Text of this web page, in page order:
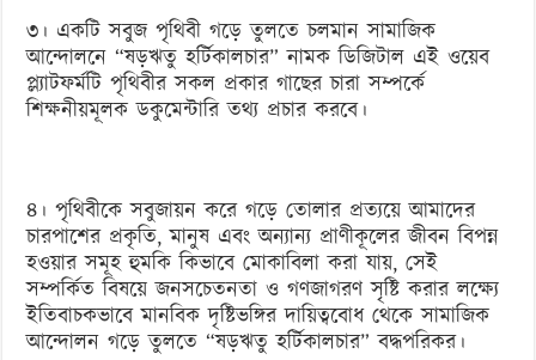
৩। একটি সবুজ পৃথিবী গড়ে তুলতে চলমান সামাজিক
আন্দোলনে “ষড়ঋতু হর্টিকালচার” নামক ডিজিটাল এই ওয়েব
প্ল্যাটফর্মটি পৃথিবীর সকল প্রকার গাছের চারা সম্পর্কে
শিক্ষনীয়মূলক ডকুমেন্টারি তথ্য প্রচার করবে।
৪। পৃথিবীকে সবুজায়ন করে গড়ে তোলার প্রত্যয়ে আমাদের
চারপাশের প্রকৃতি, মানুষ এবং অন্যান্য প্রাণীকূলের জীবন বিপন্ন
হওয়ার সমূহ হুমকি কিভাবে মোকাবিলা করা যায়, সেই
সম্পর্কিত বিষয়ে জনসচেতনতা ও গণজাগরণ সৃষ্টি করার লক্ষ্যে
ইতিবাচকভাবে মানবিক দৃষ্টিভঙ্গির দায়িত্ববোধ থেকে সামাজিক
আন্দোলন গড়ে তুলতে “ষড়ঋতু হর্টিকালচার” বদ্ধপরিকর।